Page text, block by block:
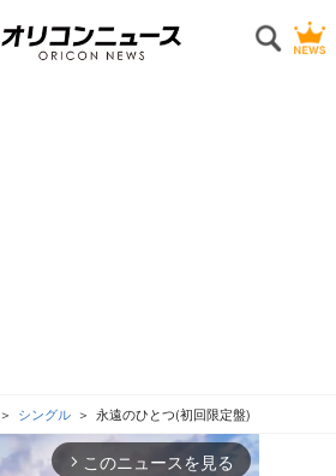
シングル 永遠のひとつ(初回限定盤)
arrow_forward_ios このニュースを見る